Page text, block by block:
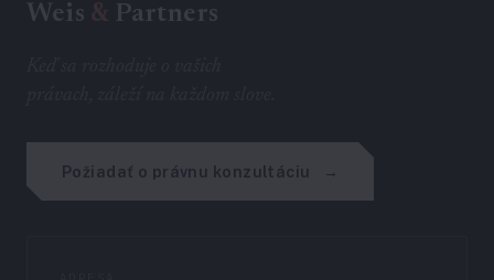
Weis Partners
Požiadať o právnu konzultáciu